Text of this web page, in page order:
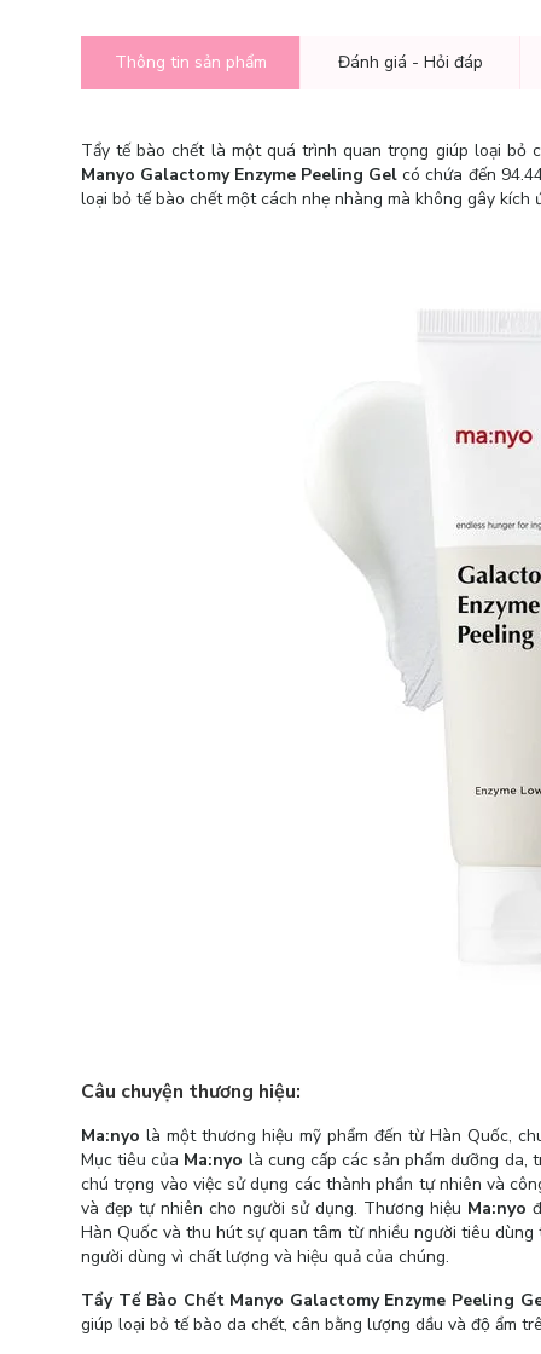
Thông tin sản phẩm Đánh giá - Hỏi đáp
Tẩy tế bào chết là một quá trình quan trọng giúp loại
Manyo Galactomy Enzyme Peeling Gel có chứa đến
loại bỏ tế bào chết một cách nhẹ nhàng mà không gây
Câu chuyện thương hiệu:
Ma:nyo là một thương hiệu mỹ phẩm đến từ Hàn Quốc,
Mục tiêu của Ma:nyo là cung cấp các sản phẩm dưỡng da,
chú trọng vào việc sử dụng các thành phần tự nhiên và
và đẹp tự nhiên cho người sử dụng. Thương hiệu Ma:nyo
Hàn Quốc và thu hút sự quan tâm từ nhiều người tiêu
người dùng vì chất lượng và hiệu quả của chúng.
Tẩy Tế Bào Chết Manyo Galactomy Enzyme Peeling
giúp loại bỏ tế bào da chết, cân bằng lượng dầu và độ ẩm